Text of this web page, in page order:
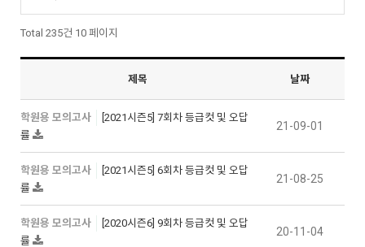
Total 235건 10 페이지
제목 날짜
학원용 모의고사
[2021시즌5] 7회차 등급컷 및 오답
률
21-09-01
학원용 모의고사
[2021시즌5] 6회차 등급컷 및 오답
률
21-08-25
학원용 모의고사
[2020시즌6] 9회차 등급컷 및 오답
률
20-11-04